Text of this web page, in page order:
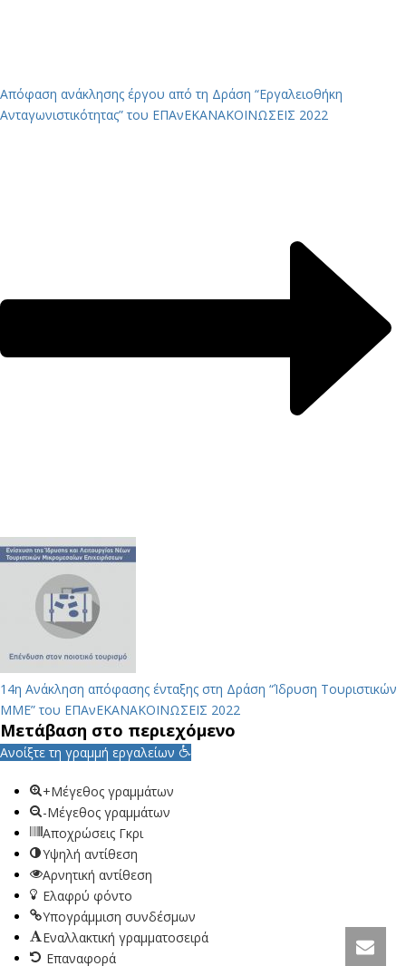
Απόφαση ανάκλησης έργου από τη Δράση “Εργαλειοθήκη
Ανταγωνιστικότητας” του ΕΠΑνΕΚΑΝΑΚΟΙΝΩΣΕΙΣ 2022
14η Ανάκληση απόφασης ένταξης στη Δράση “Ίδρυση Τουριστικών
ΜΜΕ” του ΕΠΑνΕΚΑΝΑΚΟΙΝΩΣΕΙΣ 2022
Μετάβαση στο περιεχόμενο
Ανοίξτε τη γραμμή εργαλείων
+Μέγεθος γραμμάτων
-Μέγεθος γραμμάτων
Αποχρώσεις Γκρι
Υψηλή αντίθεση
Αρνητική αντίθεση
Ελαφρύ φόντο
Υπογράμμιση συνδέσμων
Εναλλακτική γραμματοσειρά
Επαναφορά